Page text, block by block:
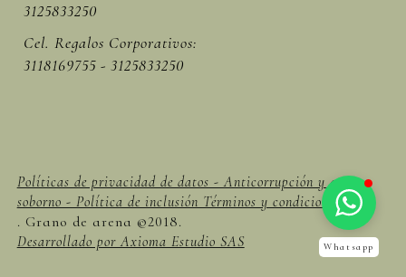
3125833250
Cel. Regalos Corporativos:
3118169755 - 3125833250
Políticas de privacidad de datos - Anticorrupción y anti
soborno - Política de inclusión Términos y condiciones -
. Grano de arena ©2018.
Desarrollado por Axioma Estudio SAS
Whatsapp